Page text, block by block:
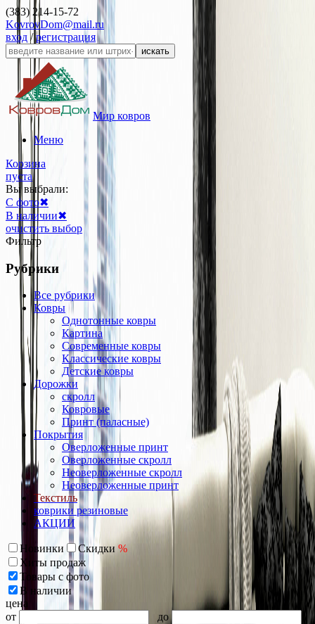
(383) 214-15-72
KovrovDom@mail.ru
вход /регистрация
искать
Мир ковров
Меню
Корзина
пуста
Вы выбрали:
С фото✖
В наличии✖
очистить выбор
Фильтр
Рубрики
Все рубрики
Ковры
Однотонные ковры
Картина
Современные ковры
Классические ковры
Детские ковры
Дорожки
скролл
Ковровые
Принт (паласные)
Покрытия
Оверложенные принт
Оверложенные скролл
Неоверложенные скролл
Неоверложенные принт
Текстиль
коврики резиновые
АКЦИИ
Новинки Скидки%
Хиты продаж
Товары с фото
В наличии
цена
от
до